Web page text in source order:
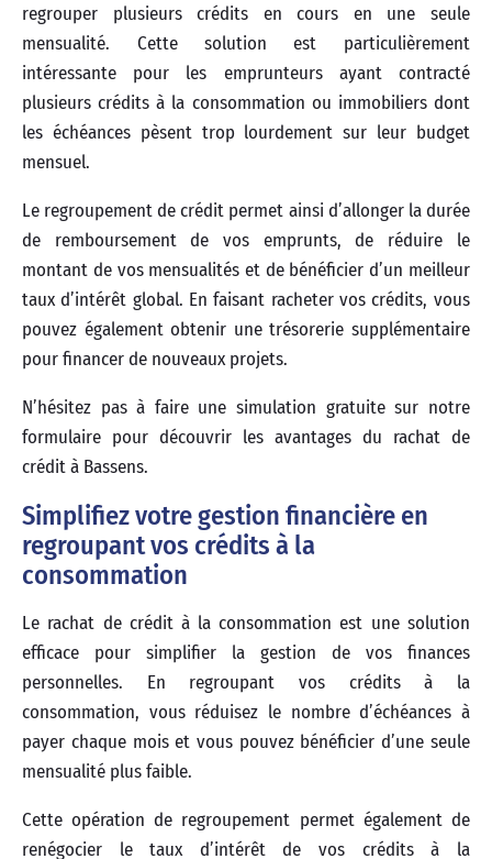
regrouper plusieurs crédits en cours en une seule
mensualité. Cette solution est particulièrement
intéressante pour les emprunteurs ayant contracté
plusieurs crédits à la consommation ou immobiliers dont
les échéances pèsent trop lourdement sur leur budget
mensuel.
Le regroupement de crédit permet ainsi d’allonger la durée
de remboursement de vos emprunts, de réduire le
montant de vos mensualités et de bénéficier d’un meilleur
taux d’intérêt global. En faisant racheter vos crédits, vous
pouvez également obtenir une trésorerie supplémentaire
pour financer de nouveaux projets.
N’hésitez pas à faire une simulation gratuite sur notre
formulaire pour découvrir les avantages du rachat de
crédit à Bassens.
Simplifiez votre gestion financière en
regroupant vos crédits à la
consommation
Le rachat de crédit à la consommation est une solution
efficace pour simplifier la gestion de vos finances
personnelles. En regroupant vos crédits à la
consommation, vous réduisez le nombre d’échéances à
payer chaque mois et vous pouvez bénéficier d’une seule
mensualité plus faible.
Cette opération de regroupement permet également de
renégocier le taux d’intérêt de vos crédits à la